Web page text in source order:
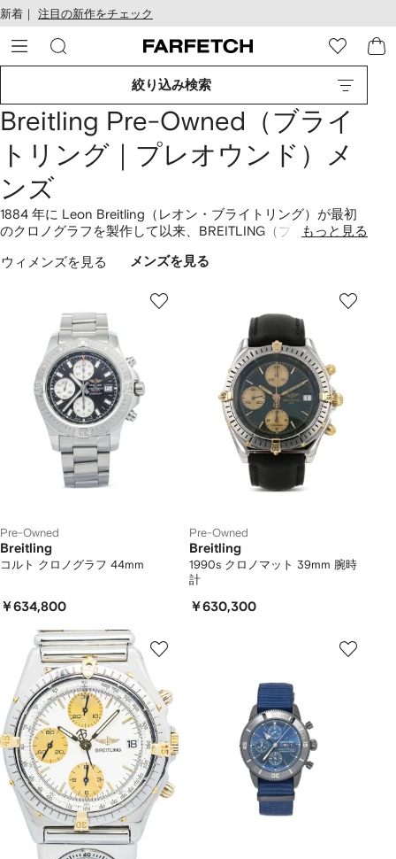
テ
ン
ツ
る
お
け
る
ビ
テ
ィ
新着｜ 注目の新作をチェック
絞り込み検索
Breitling Pre-Owned（ブライ
トリング｜プレオウンド）メ
ンズ
1884 年に Leon Breitling（レオン・ブライトリング）が最初
のクロノグラフを製作して以来、BREITLING（ブライトリン
の革新的役割、優れたデザインへの妥協のない取り組みで世
バーを製造しており、すべてのタイムピースの品質はスイス
製 COSC 認定クロノメーターであることによって証明されて
います。
もっと見る
ウィメンズを見る メンズを見る
Pre-Owned
Breitling
コルト クロノグラフ 44mm
￥634,800
Pre-Owned
Breitling
1990s クロノマット 39mm 腕時
計
￥630,300